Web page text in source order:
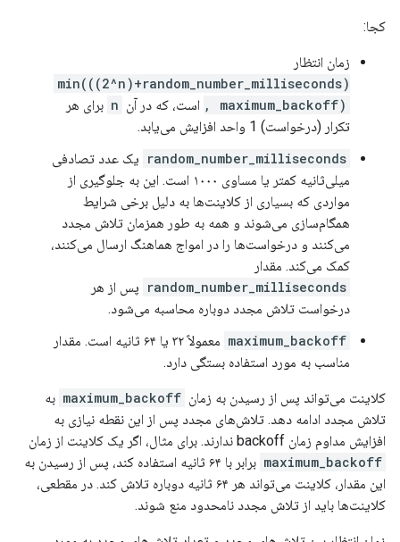
کجا:
زمان انتظار
min(((2^n)+random_number_milliseconds)
, maximum_backoff) است، که در آن n برای هر
تکرار (درخواست) 1 واحد افزایش می‌یابد.
random_number_milliseconds یک عدد تصادفی
میلی‌ثانیه کمتر یا مساوی ۱۰۰۰ است. این به جلوگیری از
مواردی که بسیاری از کلاینت‌ها به دلیل برخی شرایط
همگام‌سازی می‌شوند و همه به طور همزمان تلاش مجدد
می‌کنند و درخواست‌ها را در امواج هماهنگ ارسال می‌کنند،
کمک می‌کند. مقدار
random_number_milliseconds پس از هر
درخواست تلاش مجدد دوباره محاسبه می‌شود.
maximum_backoff
معمولاً ۳۲ یا ۶۴ ثانیه است. مقدار
مناسب به مورد استفاده بستگی دارد.
کلاینت می‌تواند پس از رسیدن به زمان maximum_backoff به
تلاش مجدد ادامه دهد. تلاش‌های مجدد پس از این نقطه نیازی به
افزایش مداوم زمان backoff ندارند. برای مثال، اگر یک کلاینت از زمان
maximum_backoff
برابر با ۶۴ ثانیه استفاده کند، پس از رسیدن به
این مقدار، کلاینت می‌تواند هر ۶۴ ثانیه دوباره تلاش کند. در مقطعی،
کلاینت‌ها باید از تلاش مجدد نامحدود منع شوند.